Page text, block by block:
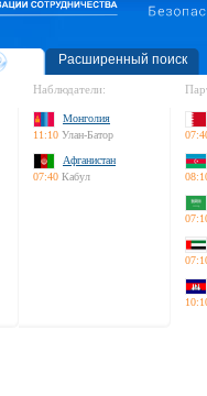
Расширенный поиск
Наблюдатели:
Монголия
11:10 Улан-Батор
Афганистан
07:40 Кабул